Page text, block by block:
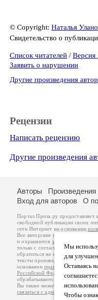
© Copyright: Наталья
Свидетельство о
Список читателей / Версия
Заявить о нарушении
Другие произведения
Рецензии
Написать рецензию
Другие произведения
Мы
для
Оставаясь
Чтобы
Авторы Произведения
Вход для авторов
О
Портал Проза.ру предоставляет
свободной публикации своих
сети Интернет на основании
Все авторские права на
и охраняются законом
.
только с согласия его автора, к
обратиться на его авторской
тексты произведений авторы
основанииправил публикациии
Российской Федерации
обрабатываются на основании
Вы также можете посмотреть
связаться с администрацией